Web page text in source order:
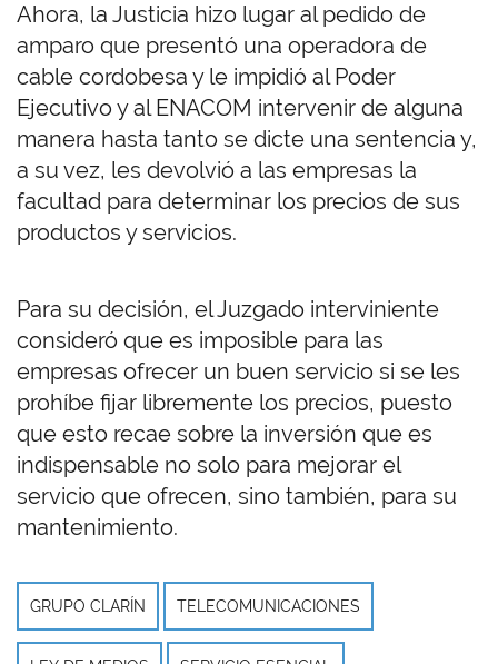
Ahora, la Justicia hizo lugar al pedido de
amparo que presentó una operadora de
cable cordobesa y le impidió al Poder
Ejecutivo y al ENACOM intervenir de alguna
manera hasta tanto se dicte una sentencia y,
a su vez, les devolvió a las empresas la
facultad para determinar los precios de sus
productos y servicios.
Para su decisión, el Juzgado interviniente
consideró que es imposible para las
empresas ofrecer un buen servicio si se les
prohíbe fijar libremente los precios, puesto
que esto recae sobre la inversión que es
indispensable no solo para mejorar el
servicio que ofrecen, sino también, para su
mantenimiento.
GRUPO CLARÍN TELECOMUNICACIONES